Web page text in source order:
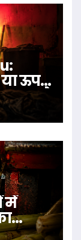
ऊपर
कहते
में